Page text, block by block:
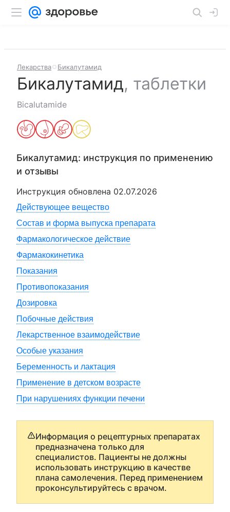
Лекарства Бикалутамид
Бикалутамид, таблетки
Bicalutamide
Бикалутамид: инструкция по применению
и отзывы
Инструкция обновлена 02.07.2026
Действующее вещество
Состав и форма выпуска препарата
Фармакологическое действие
Фармакокинетика
Показания
Противопоказания
Дозировка
Побочные действия
Лекарственное взаимодействие
Особые указания
Беременность и лактация
Применение в детском возрасте
При нарушениях функции печени
Информация о рецептурных препаратах
предназначена только для
специалистов. Пациенты не должны
использовать инструкцию в качестве
плана самолечения. Перед применением
проконсультируйтесь с врачом.